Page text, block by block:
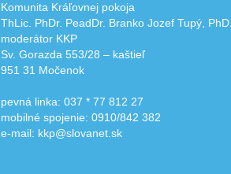
Komunita Kráľovnej pokoja
ThLic. PhDr. PeadDr. Branko Jozef Tupý, PhD.
moderátor KKP
Sv. Gorazda 553/28 – kaštieľ
951 31 Močenok
pevná linka: 037 * 77 812 27
mobilné spojenie: 0910/842 382
e-mail: kkp@slovanet.sk